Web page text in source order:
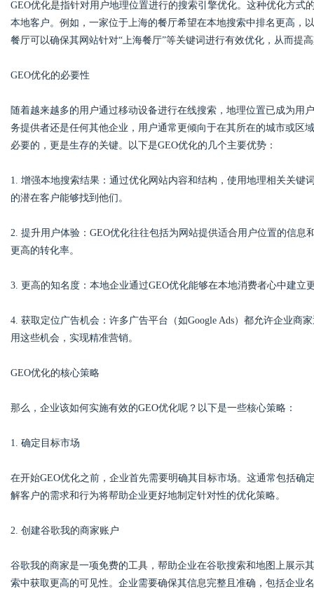
GEO优化是指针对用户地理位置进行的搜索引擎优化。这种优化方
本地客户。例如，一家位于上海的餐厅希望在本地搜索中排名更高，
餐厅可以确保其网站针对“上海餐厅”等关键词进行有效优化，从而提
GEO优化的必要性
随着越来越多的用户通过移动设备进行在线搜索，地理位置已成为用
务提供者还是任何其他企业，用户通常更倾向于在其所在的城市或区
必要的，更是生存的关键。以下是GEO优化的几个主要优势：
1. 增强本地搜索结果：通过优化网站内容和结构，使用地理相关关
的潜在客户能够找到他们。
2. 提升用户体验：GEO优化往往包括为网站提供适合用户位置的信
更高的转化率。
3. 更高的知名度：本地企业通过GEO优化能够在本地消费者心中建
4. 获取定位广告机会：许多广告平台（如Google Ads）都允许企业商
用这些机会，实现精准营销。
GEO优化的核心策略
那么，企业该如何实施有效的GEO优化呢？以下是一些核心策略：
1. 确定目标市场
在开始GEO优化之前，企业首先需要明确其目标市场。这通常包括
解客户的需求和行为将帮助企业更好地制定针对性的优化策略。
2. 创建谷歌我的商家账户
谷歌我的商家是一项免费的工具，帮助企业在谷歌搜索和地图上展示
索中获取更高的可见性。企业需要确保其信息完整且准确，包括企业